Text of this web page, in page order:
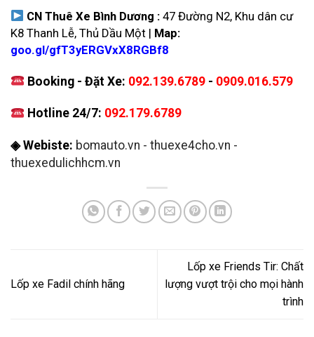
CN Thuê Xe Bình Dương :47 Đường N2, Khu dân cư
K8 Thanh Lễ, Thủ Dầu Một | Map:
goo.gl/gfT3yERGVxX8RGBf8
Booking - Đặt Xe: 092.139.6789 - 0909.016.579
Hotline 24/7: 092.179.6789
◈ Webiste: bomauto.vn - thuexe4cho.vn -
thuexedulichhcm.vn
Lốp xe Fadil chính hãng
Lốp xe Friends Tir: Chất
lượng vượt trội cho mọi hành
trình